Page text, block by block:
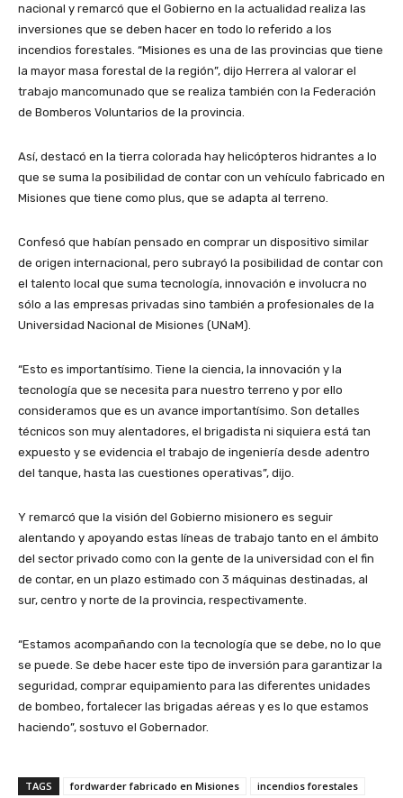
nacional y remarcó que el Gobierno en la actualidad realiza las
inversiones que se deben hacer en todo lo referido a los
incendios forestales. “Misiones es una de las provincias que tiene
la mayor masa forestal de la región”, dijo Herrera al valorar el
trabajo mancomunado que se realiza también con la Federación
de Bomberos Voluntarios de la provincia.
Así, destacó en la tierra colorada hay helicópteros hidrantes a lo
que se suma la posibilidad de contar con un vehículo fabricado en
Misiones que tiene como plus, que se adapta al terreno.
Confesó que habían pensado en comprar un dispositivo similar
de origen internacional, pero subrayó la posibilidad de contar con
el talento local que suma tecnología, innovación e involucra no
sólo a las empresas privadas sino también a profesionales de la
Universidad Nacional de Misiones (UNaM).
“Esto es importantísimo. Tiene la ciencia, la innovación y la
tecnología que se necesita para nuestro terreno y por ello
consideramos que es un avance importantísimo. Son detalles
técnicos son muy alentadores, el brigadista ni siquiera está tan
expuesto y se evidencia el trabajo de ingeniería desde adentro
del tanque, hasta las cuestiones operativas”, dijo.
Y remarcó que la visión del Gobierno misionero es seguir
alentando y apoyando estas líneas de trabajo tanto en el ámbito
del sector privado como con la gente de la universidad con el fin
de contar, en un plazo estimado con 3 máquinas destinadas, al
sur, centro y norte de la provincia, respectivamente.
“Estamos acompañando con la tecnología que se debe, no lo que
se puede. Se debe hacer este tipo de inversión para garantizar la
seguridad, comprar equipamiento para las diferentes unidades
de bombeo, fortalecer las brigadas aéreas y es lo que estamos
haciendo”, sostuvo el Gobernador.
TAGS fordwarder fabricado en Misiones
incendios forestales